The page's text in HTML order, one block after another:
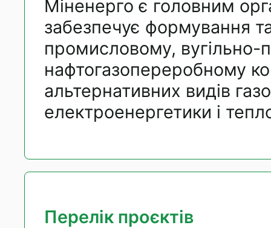
Міненерго є головним
забезпечує формування
промисловому,
нафтогазопереробному
альтернативних видів
електроенергетики і
Перелік проєктів